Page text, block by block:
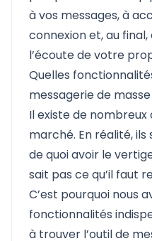
à vos messages, à
connexion et, au
l’écoute de votre
Quelles
messagerie de
Il existe de nombreux
marché. En réalité, ils
de quoi avoir le
sait pas ce qu’il faut
C’est pourquoi nous
fonctionnalités
à trouver l’outil de